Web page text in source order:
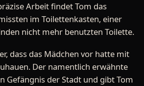
Arbeit findet Tom das
im Toilettenkasten, einer
nicht mehr benutzten Toilette.
dass das Mädchen vor hatte mit
Der namentlich erwähnte
Gefängnis der Stadt und gibt Tom